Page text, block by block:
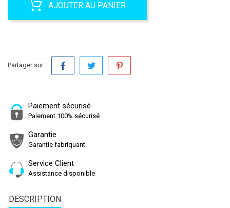
AJOUTER AU PANIER
Partager sur :
Paiement sécurisé
Paiement 100% sécurisé
Garantie
Garantie fabriquant
Service Client
Assistance disponible
DESCRIPTION